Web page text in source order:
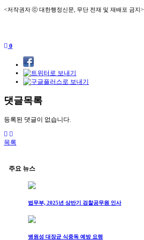
<저작권자 ⓒ 대한행정신문, 무단 전재 및 재배포 금지>
0
댓글목록
등록된 댓글이 없습니다.
목록
주요 뉴스
법무부, 2025년 상반기 검찰공무원 인사
병원성 대장균 식중독 예방 요령